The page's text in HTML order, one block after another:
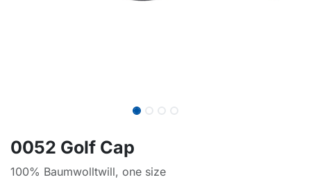
0052 Golf Cap
100% Baumwolltwill, one size